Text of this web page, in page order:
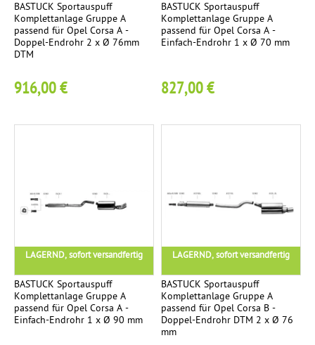
BASTUCK Sportauspuff
Komplettanlage Gruppe A
passend für Opel Corsa A -
Doppel-Endrohr 2 x Ø 76mm
DTM
916,00 €
BASTUCK Sportauspuff
Komplettanlage Gruppe A
passend für Opel Corsa A -
Einfach-Endrohr 1 x Ø 70 mm
827,00 €
LAGERND, sofort versandfertig
BASTUCK Sportauspuff
Komplettanlage Gruppe A
passend für Opel Corsa A -
Einfach-Endrohr 1 x Ø 90 mm
LAGERND, sofort versandfertig
BASTUCK Sportauspuff
Komplettanlage Gruppe A
passend für Opel Corsa B -
Doppel-Endrohr DTM 2 x Ø 76
mm